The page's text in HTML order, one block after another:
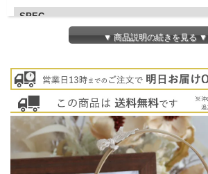
SPEC
>DOLL SIZE：H120×W95×D80mm
その他
◆同梱商品
全ての商品と同梱可能です
◆納期について
営業日13時までのご注文で
即日発送。
▼ 商品説明の続きを見る ▼